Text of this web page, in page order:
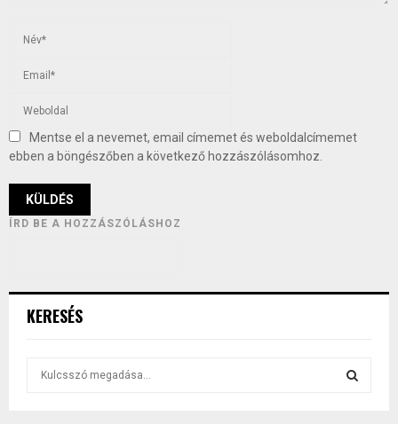
Mentse el a nevemet, email címemet és weboldalcímemet
ebben a böngészőben a következő hozzászólásomhoz.
ÍRD BE A HOZZÁSZÓLÁSHOZ
KERESÉS